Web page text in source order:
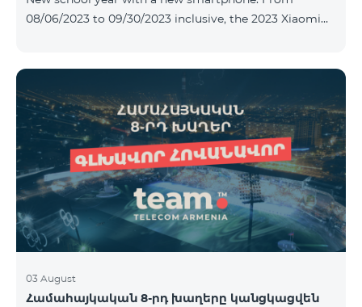
08/06/2023 to 09/30/2023 inclusive, the 2023 Xiaomi
- the 1st month is free. A smartphone can also be
purchased on credit, starting from 1250 AMD per
month. Bank charges are added to the monthly fee.
Tariff terms are below. Prepaid package Teamtok.
Monthly fee: 2500 AMD 250minutes to RA, Artsakh,
USA and Canada, Beeline Russia and Tele2 mob
03 August
Համահայկական 8-րդ խաղերը կանցկացվեն